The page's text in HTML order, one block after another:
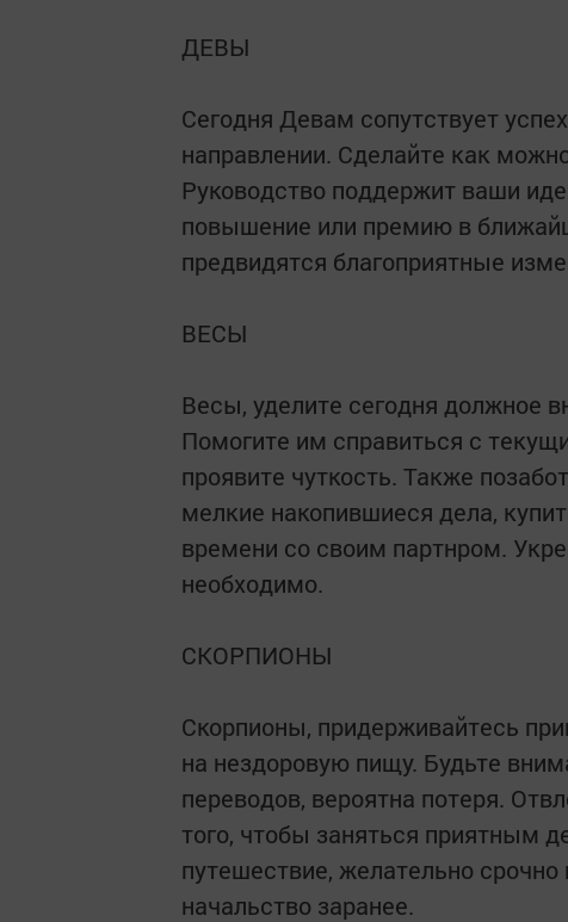
ДЕВЫ
Сегодня Девам сопутствует
направлении. Сделайте как
Руководство поддержит ваши
повышение или премию в
предвидятся благоприятные
ВЕСЫ
Весы, уделите сегодня должное
Помогите им справиться с
проявите чуткость. Также
мелкие накопившиеся дела,
времени со своим партнром.
необходимо.
СКОРПИОНЫ
Скорпионы, придерживайтесь
на нездоровую пищу. Будьте
переводов, вероятна потеря.
того, чтобы заняться приятным
путешествие, желательно срочно
начальство заранее.